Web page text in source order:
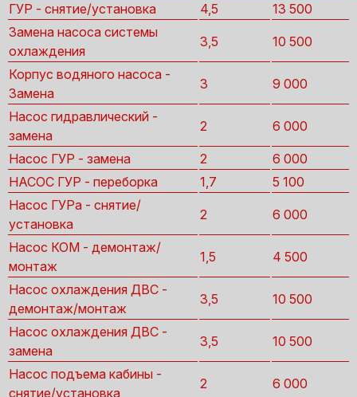
ГУР - снятие/установка
4,5
13 500
Замена насоса системы
охлаждения
3,5 10 500
Корпус водяного насоса -
Замена
3 9 000
Насос гидравлический -
замена
2 6 000
Насос ГУР - замена 2
6 000
НАСОС ГУР - переборка
1,7
5 100
Насос ГУРа - снятие/
установка
2 6 000
Насос КОМ - демонтаж/
монтаж
1,5 4 500
Насос охлаждения ДВС -
демонтаж/монтаж
3,5 10 500
Насос охлаждения ДВС -
замена
3,5 10 500
Насос подъема кабины -
снятие/установка
2 6 000